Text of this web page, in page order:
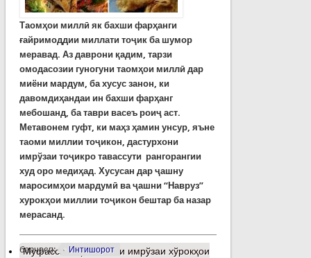
Таомҳои миллӣ як бахши фарҳанги
ғайримоддии миллати тоҷик ба шумор
меравад. Аз даврони қадим, тарзи
омодасозии гуногуни таомҳои миллӣ дар
миёни мардум, ба хусус занон, ки
давомдиҳандаи ин бахши фарҳанг
мебошанд, ба таври васеъ роиҷ аст.
Метавонем гуфт, ки маҳз ҳамин унсур, яъне
таоми миллии тоҷикон, дастурхони
имрўзаи тоҷикро тавассути рангорангии
худ оро медиҳад. Хусусан дар ҷашну
маросимҳои мардумӣ ва ҷашни “Навруз”
хурокҳои миллии тоҷикон бештар ба назар
мерасанд.
барчасп: Интишорот
Муфассалтаро Вазъи имрўзаи хўрокҳои